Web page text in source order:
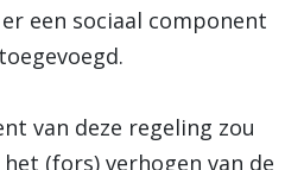
een sociaal component
van deze regeling zou
(fors) verhogen van de